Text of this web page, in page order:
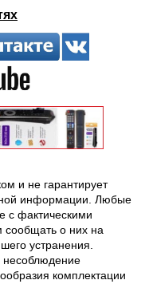
и не гарантирует
информации. Любые
с фактическими
сообщать о них на
устранения.
несоблюдение
комплектации